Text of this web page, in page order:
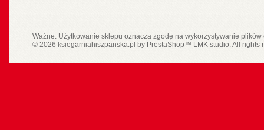
Ważne: Użytkowanie sklepu oznacza zgodę na wykorzystywanie
© 2026 ksiegarniahiszpanska.pl by PrestaShop™ LMK studio. All rights